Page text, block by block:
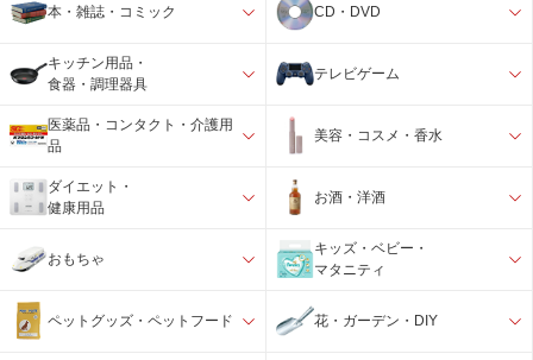
本・雑誌・コミック CD・DVD
キッチン用品・
食器・調理器具
テレビゲーム
医薬品・コンタクト・介護用
品
美容・コスメ・香水
ダイエット・
健康用品
お酒・洋酒
おもちゃ
キッズ・ベビー・
マタニティ
ペットグッズ・ペットフード 花・ガーデン・DIY